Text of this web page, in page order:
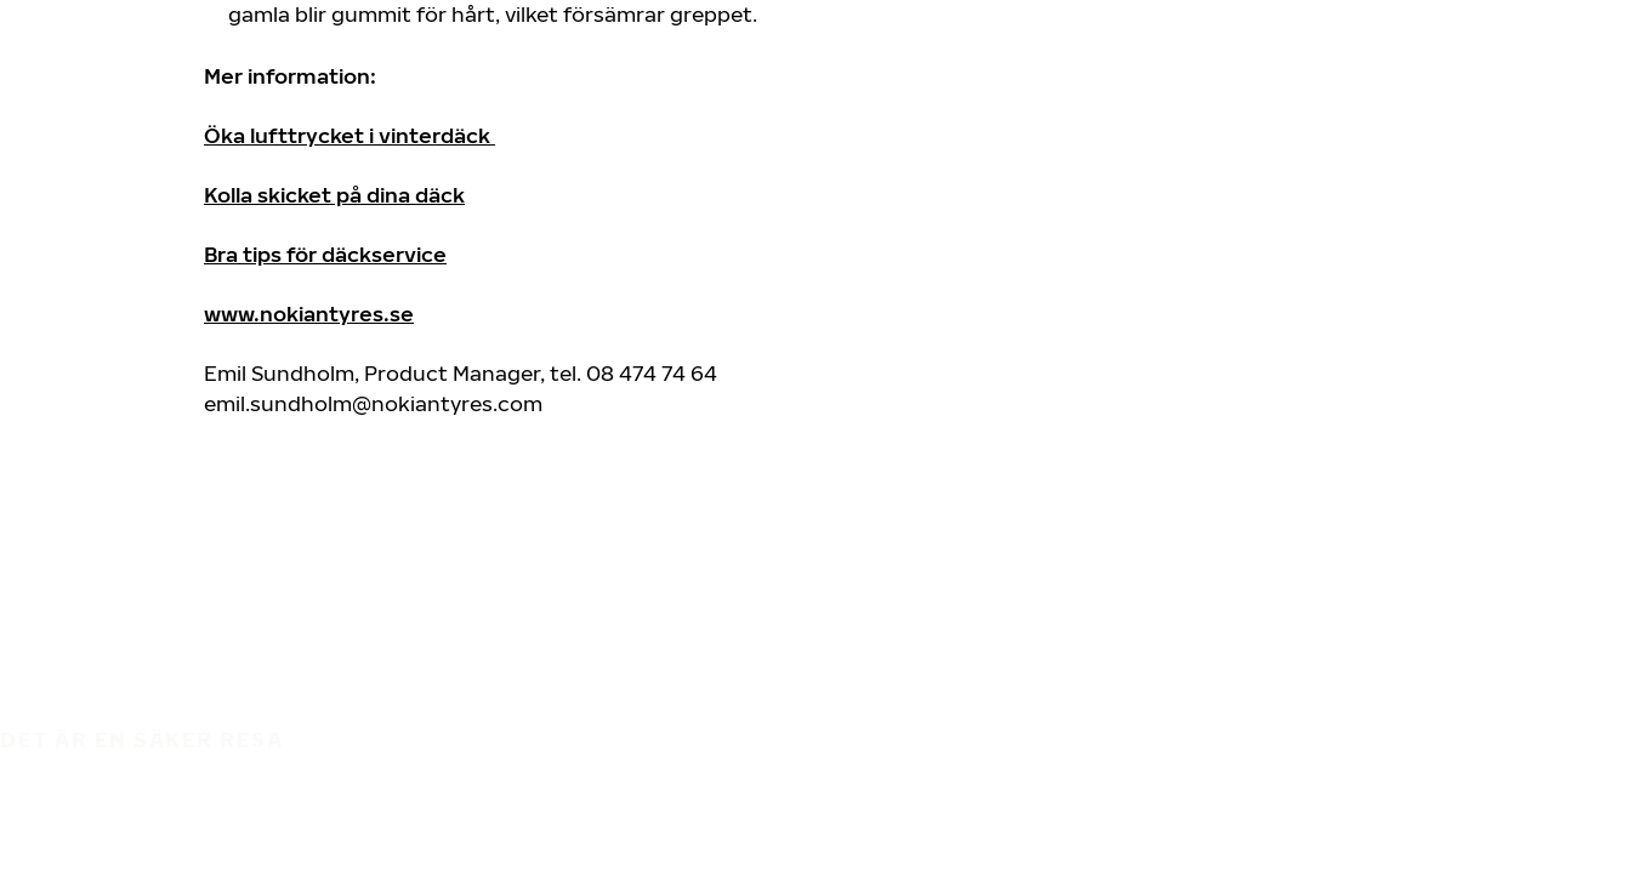
gamla blir gummit för hårt, vilket försämrar greppet.
Mer information:
Öka lufttrycket i vinterdäck
Kolla skicket på dina däck
Bra tips för däckservice
www.nokiantyres.se
Emil Sundholm, Product Manager, tel. 08 474 74 64
emil.sundholm@nokiantyres.com